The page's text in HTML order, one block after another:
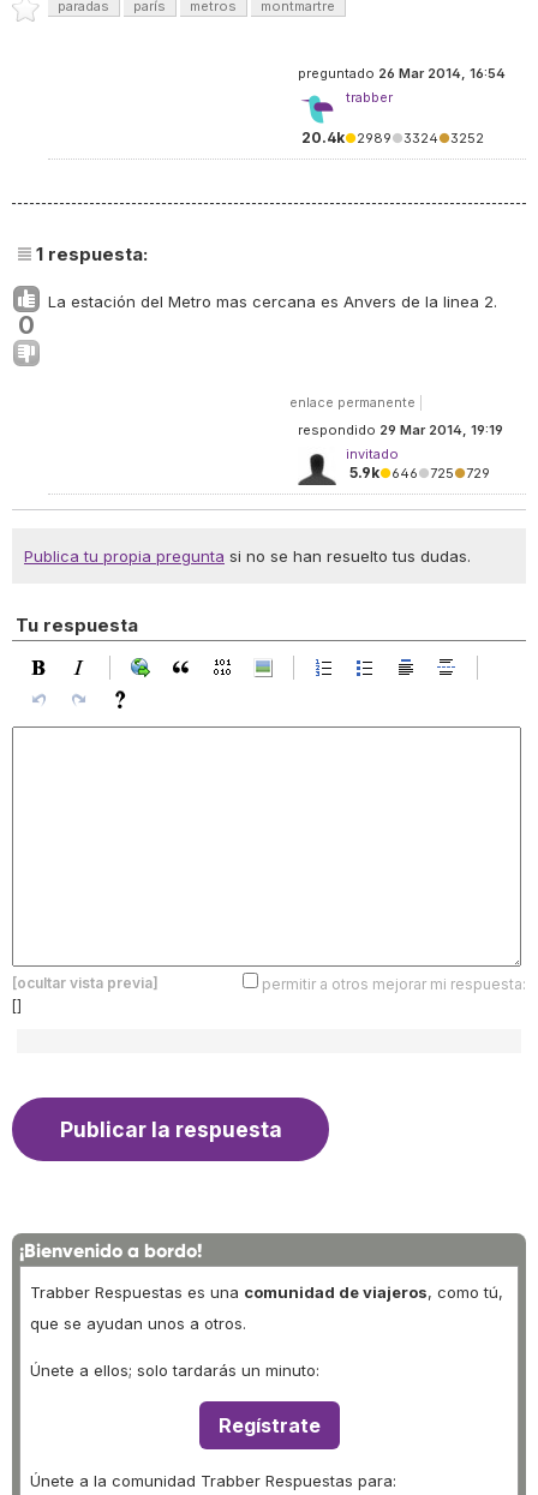
paradas parís metros montmartre
preguntado 26 Mar 2014, 16:54
trabber
20.4k●2989●3324●3252
1 respuesta:
0
La estación del Metro mas cercana es Anvers de la linea 2.
enlace permanente
respondido 29 Mar 2014, 19:19
invitado
5.9k●646●725●729
Publica tu propia pregunta si no se han resuelto tus dudas.
Tu respuesta
[ocultar vista previa]
permitir a otros mejorar mi respuesta:
[]
¡Bienvenido a bordo!
Trabber Respuestas es una comunidad de viajeros, como tú,
que se ayudan unos a otros.
Únete a ellos; solo tardarás un minuto:
Regístrate
Únete a la comunidad Trabber Respuestas para: